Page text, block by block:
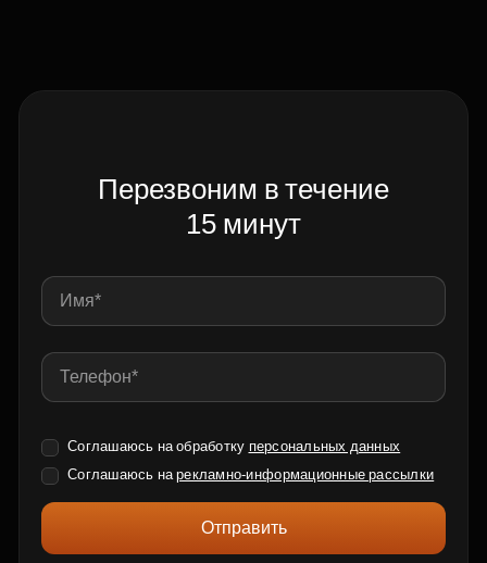
Перезвоним в течение
15 минут
Соглашаюсь на обработку персональных данных
Соглашаюсь нарекламно-информационные рассылки
Отправить